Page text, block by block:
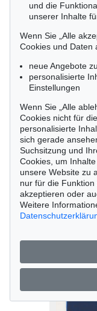
DD-IV /
und die
unserer Inhalte
Wenn Sie „Alle
Cookies und Daten
neue Angebote
personalisierte
Einstellungen
Wenn Sie „Alle
Cookies nicht für
personalisierte
sich gerade
Suchsitzung und
Cookies, um
unsere Website zu
nur für die
akzeptieren oder
Weitere